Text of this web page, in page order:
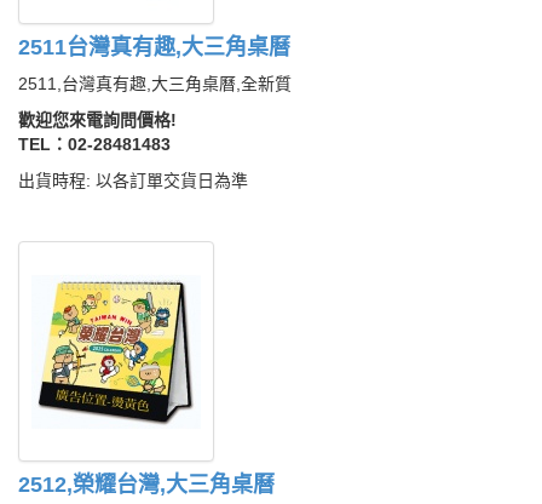
2511台灣真有趣,大三角桌曆
2511,台灣真有趣,大三角桌曆,全新質
歡迎您來電詢問價格!
TEL：02-28481483
出貨時程: 以各訂單交貨日為準
2512,榮耀台灣,大三角桌曆